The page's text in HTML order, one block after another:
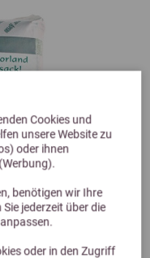
Cookies und
unsere Website zu
oder ihnen
benötigen wir Ihre
jederzeit über die
oder in den Zugriff